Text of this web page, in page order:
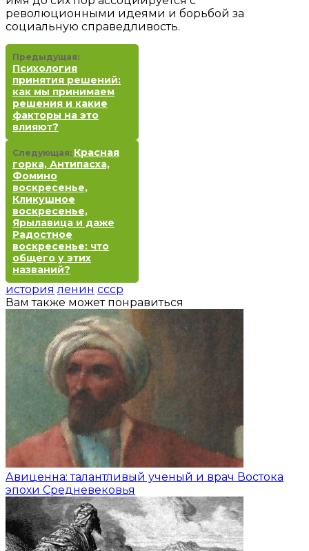
революционными идеями и борьбой за
социальную справедливость.
Предыдущая:
Психология
принятия решений:
как мы принимаем
решения и какие
факторы на это
влияют?
Следующая: Красная
горка, Антипасха,
Фомино
воскресенье,
Кликушное
воскресенье,
Ярылавица и даже
Радостное
воскресенье: что
общего у этих
названий?
история ленин ссср
Вам также может понравиться
Авиценна: талантливый ученый и врач Востока
эпохи Средневековья